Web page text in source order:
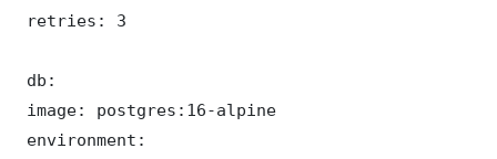
retries: 3
db:
image: postgres:16-alpine
environment: